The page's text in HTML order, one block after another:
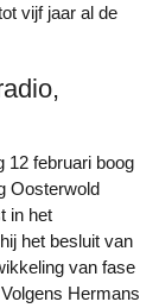
vijf jaar al de
Oosterwold
in het
het besluit van
van fase
Hermans